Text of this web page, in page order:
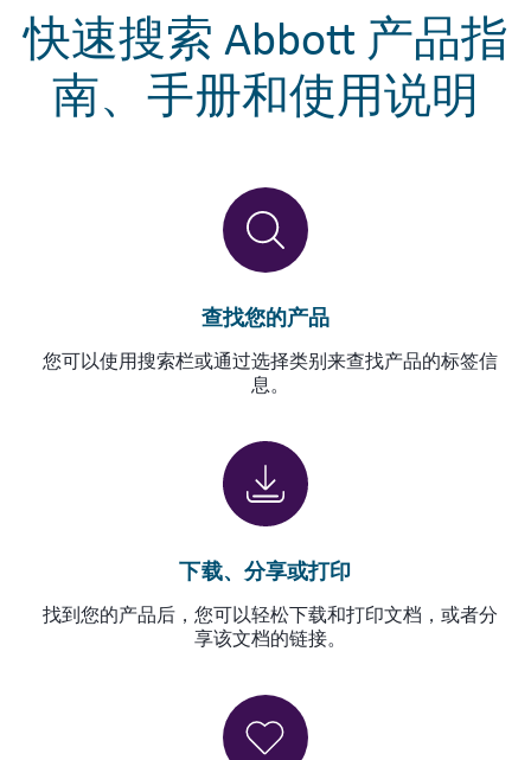
快速搜索 Abbott 产品指
南、手册和使用说明
查找您的产品
您可以使用搜索栏或通过选择类别来查找产品的标签信
息。
下载、分享或打印
找到您的产品后，您可以轻松下载和打印文档，或者分
享该文档的链接。